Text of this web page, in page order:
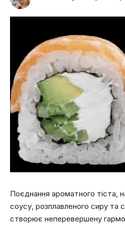
Поєднання ароматного тіста,
соусу, розплавленого сиру та
створює неперевершену